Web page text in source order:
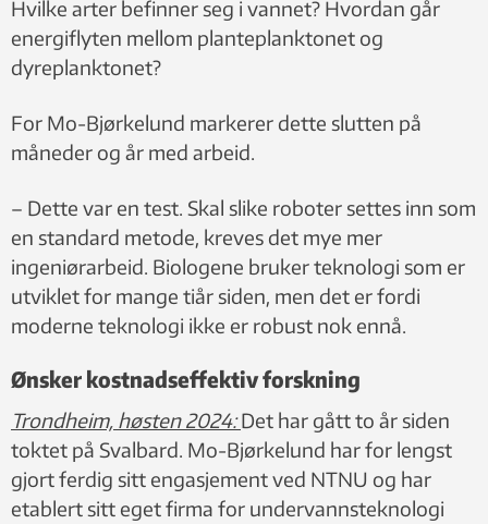
Hvilke arter befinner seg i vannet? Hvordan går
energiflyten mellom planteplanktonet og
dyreplanktonet?
For Mo-Bjørkelund markerer dette slutten på
måneder og år med arbeid.
– Dette var en test. Skal slike roboter settes inn som
en standard metode, kreves det mye mer
ingeniørarbeid. Biologene bruker teknologi som er
utviklet for mange tiår siden, men det er fordi
moderne teknologi ikke er robust nok ennå.
Ønsker kostnadseffektiv forskning
Trondheim, høsten 2024: Det har gått to år siden
toktet på Svalbard. Mo-Bjørkelund har for lengst
gjort ferdig sitt engasjement ved NTNU og har
etablert sitt eget firma for undervannsteknologi